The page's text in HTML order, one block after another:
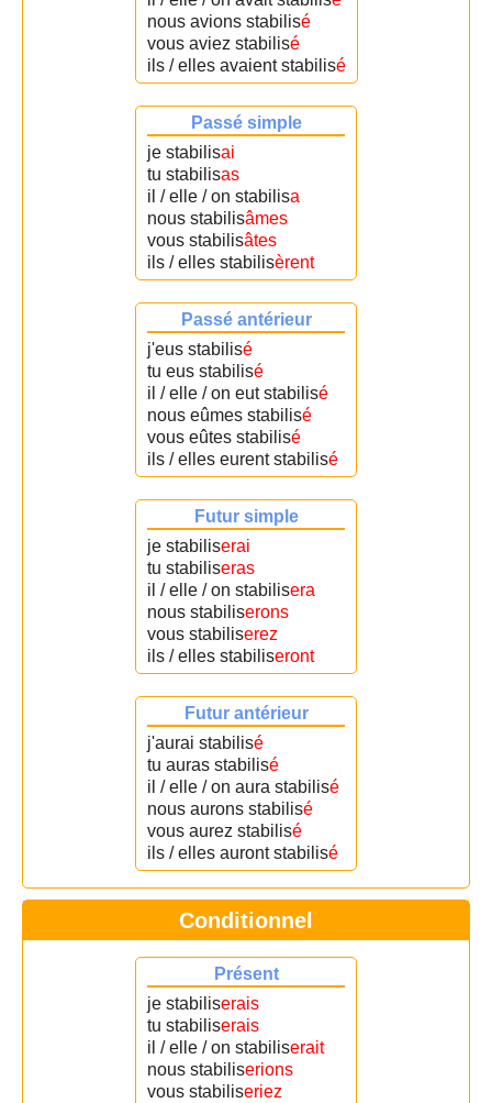
nous avions stabilisé
vous aviez stabilisé
ils / elles avaient stabilisé
Passé simple
je stabilisai
tu stabilisas
il / elle / on stabilisa
nous stabilisâmes
vous stabilisâtes
ils / elles stabilisèrent
Passé antérieur
j'eus stabilisé
tu eus stabilisé
il / elle / on eut stabilisé
nous eûmes stabilisé
vous eûtes stabilisé
ils / elles eurent stabilisé
Futur simple
je stabiliserai
tu stabiliseras
il / elle / on stabilisera
nous stabiliserons
vous stabiliserez
ils / elles stabiliseront
Futur antérieur
j'aurai stabilisé
tu auras stabilisé
il / elle / on aura stabilisé
nous aurons stabilisé
vous aurez stabilisé
ils / elles auront stabilisé
Conditionnel
Présent
je stabiliserais
tu stabiliserais
il / elle / on stabiliserait
nous stabiliserions
vous stabiliseriez